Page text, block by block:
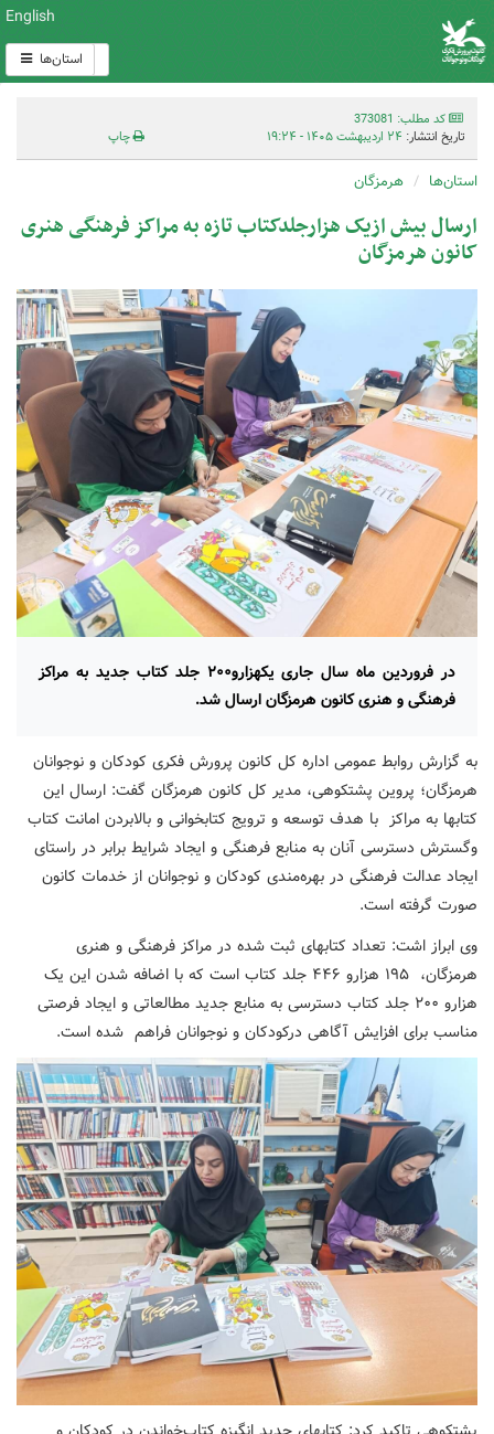
English
استان‌ها
کد مطلب: 373081
تاریخ انتشار: ۲۴ اردیبهشت ۱۴۰۵ - ۱۹:۲۴ چاپ
استان‌ها هرمزگان
ارسال بیش ازیک هزارجلدکتاب تازه به مراکز فرهنگی هنری
کانون هرمزگان
در فروردین ماه سال جاری یکهزارو۲۰۰ جلد کتاب جدید به مراکز
فرهنگی و هنری کانون هرمزگان ارسال شد.
به گزارش روابط عمومی اداره کل کانون پرورش فکری کودکان و نوجوانان
هرمزگان؛ پروین پشتکوهی، مدیر کل کانون هرمزگان گفت: ارسال این
کتابها به مراکز با هدف توسعه و ترویج کتابخوانی و بالابردن امانت کتاب
وگسترش دسترسی آنان به منابع فرهنگی و ایجاد شرایط برابر در راستای
ایجاد عدالت فرهنگی در بهره‌مندی کودکان و نوجوانان از خدمات کانون
صورت گرفته است.
وی ابراز اشت: تعداد کتابهای ثبت شده در مراکز فرهنگی و هنری
هرمزگان، ۱۹۵ هزارو ۴۴۶ جلد کتاب است که با اضافه شدن این یک
هزارو ۲۰۰ جلد کتاب دسترسی به منابع جدید مطالعاتی و ایجاد فرصتی
مناسب برای افزایش آگاهی درکودکان و نوجوانان فراهم شده است.